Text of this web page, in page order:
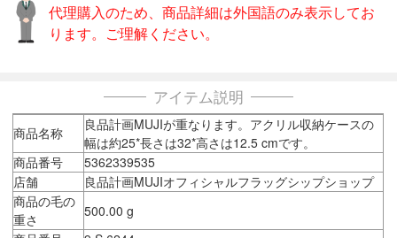
代理購入のため、商品詳細は外国語のみ表示してお
ります。ご理解ください。
アイテム説明
商品名称
良品計画MUJIが重なります。アクリル収納ケースの
幅は約25*長さは32*高さは12.5 cmです。
商品番号
5362339535
店舗
良品計画MUJIオフィシャルフラッグシップショップ
商品の毛の
重さ
500.00 g